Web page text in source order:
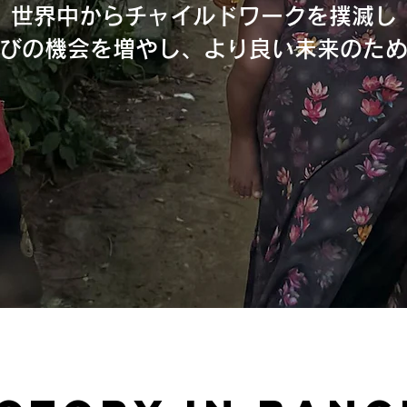
世界中からチャイルドワークを撲滅し
の機会を増やし、より良い未来のた